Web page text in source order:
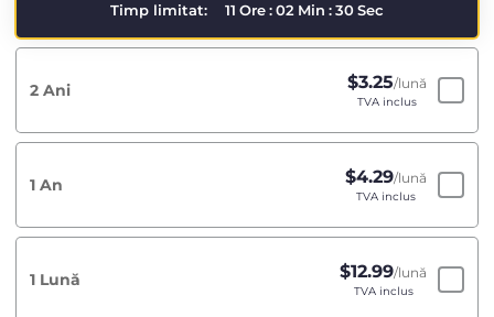
Timp limitat: 11 Ore:02 Min : 29Sec
2 Ani $3.25/lună
TVA inclus
1 An $4.29/lună
TVA inclus
1 Lună $12.99/lună
TVA inclus